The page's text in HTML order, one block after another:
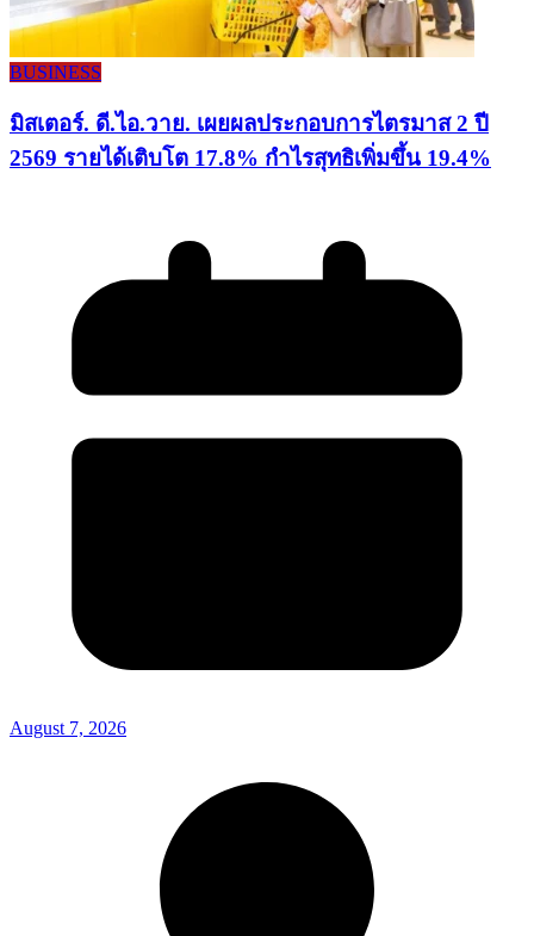
BUSINESS
มิสเตอร์. ดี.ไอ.วาย. เผยผลประกอบการไตรมาส 2 ปี
2569 รายได้เติบโต 17.8% กำไรสุทธิเพิ่มขึ้น 19.4%
August 7, 2026